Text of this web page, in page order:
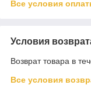
Все условия
Условия
Возврат товара в
Все условия